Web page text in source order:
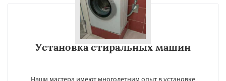
Установка стиральных машин
Наши мастера имеют многолетним опыт в установке